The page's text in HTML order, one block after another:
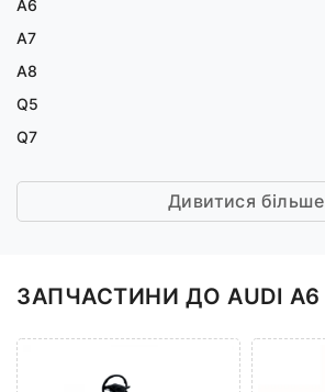
A6
A7
A8
Q5
Q7
Дивитися більше
ЗАПЧАСТИНИ ДО AUDI A6